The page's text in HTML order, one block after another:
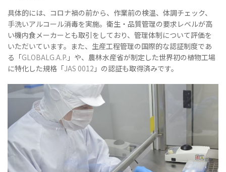
具体的には、コロナ禍の前から、作業前の検温、体調チェック、
手洗いアルコール消毒を実施。衛生・品質管理の要求レベルが高
い機内食メーカーとも取引をしており、管理体制について評価を
いただいています。また、生産工程管理の国際的な認証制度であ
る「GLOBALG.A.P. 」や、農林水産省が制定した世界初の植物工場
に特化した規格「JAS 0012 」の認証も取得済みです。